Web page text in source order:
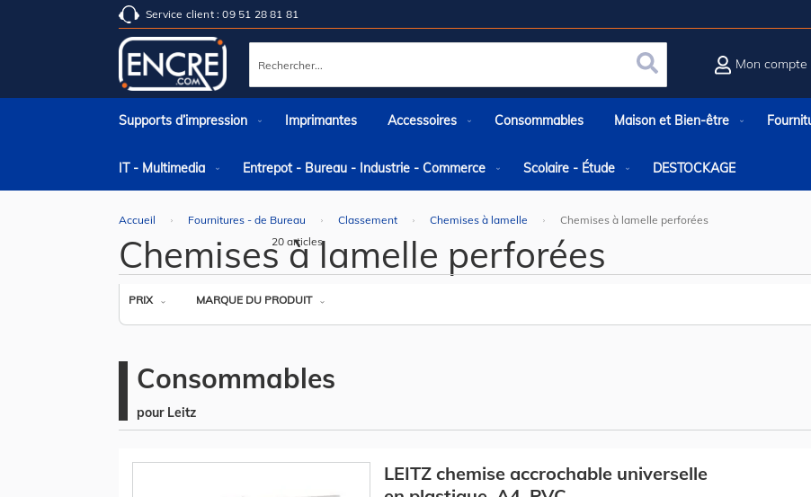
Service client : 09 51 28 81 81
Rechercher Rechercher
Mon compte
Supports d’impression Imprimantes Accessoires Consommables Maison et Bien-être
IT - Multimedia Entrepot - Bureau - Industrie - Commerce Scolaire - Étude DESTOCKAGE
Accueil Fournitures - de Bureau Classement Chemises à lamelle Chemises à lamelle perforées
Chemises à lamelle perforées
PRIX MARQUE DU PRODUIT
20 articles
Consommables
pour Leitz
LEITZ chemise accrochable universelle